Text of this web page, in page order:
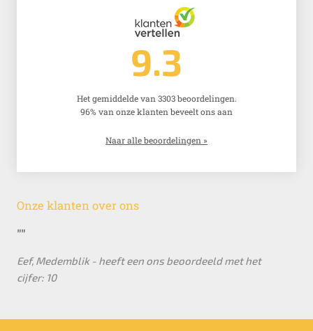
9.3
Het gemiddelde van 3303 beoordelingen.
96% van onze klanten beveelt ons aan
Naar alle beoordelingen »
Onze klanten over ons
Eef, Medemblik - heeft een ons beoordeeld met het
cijfer: 10